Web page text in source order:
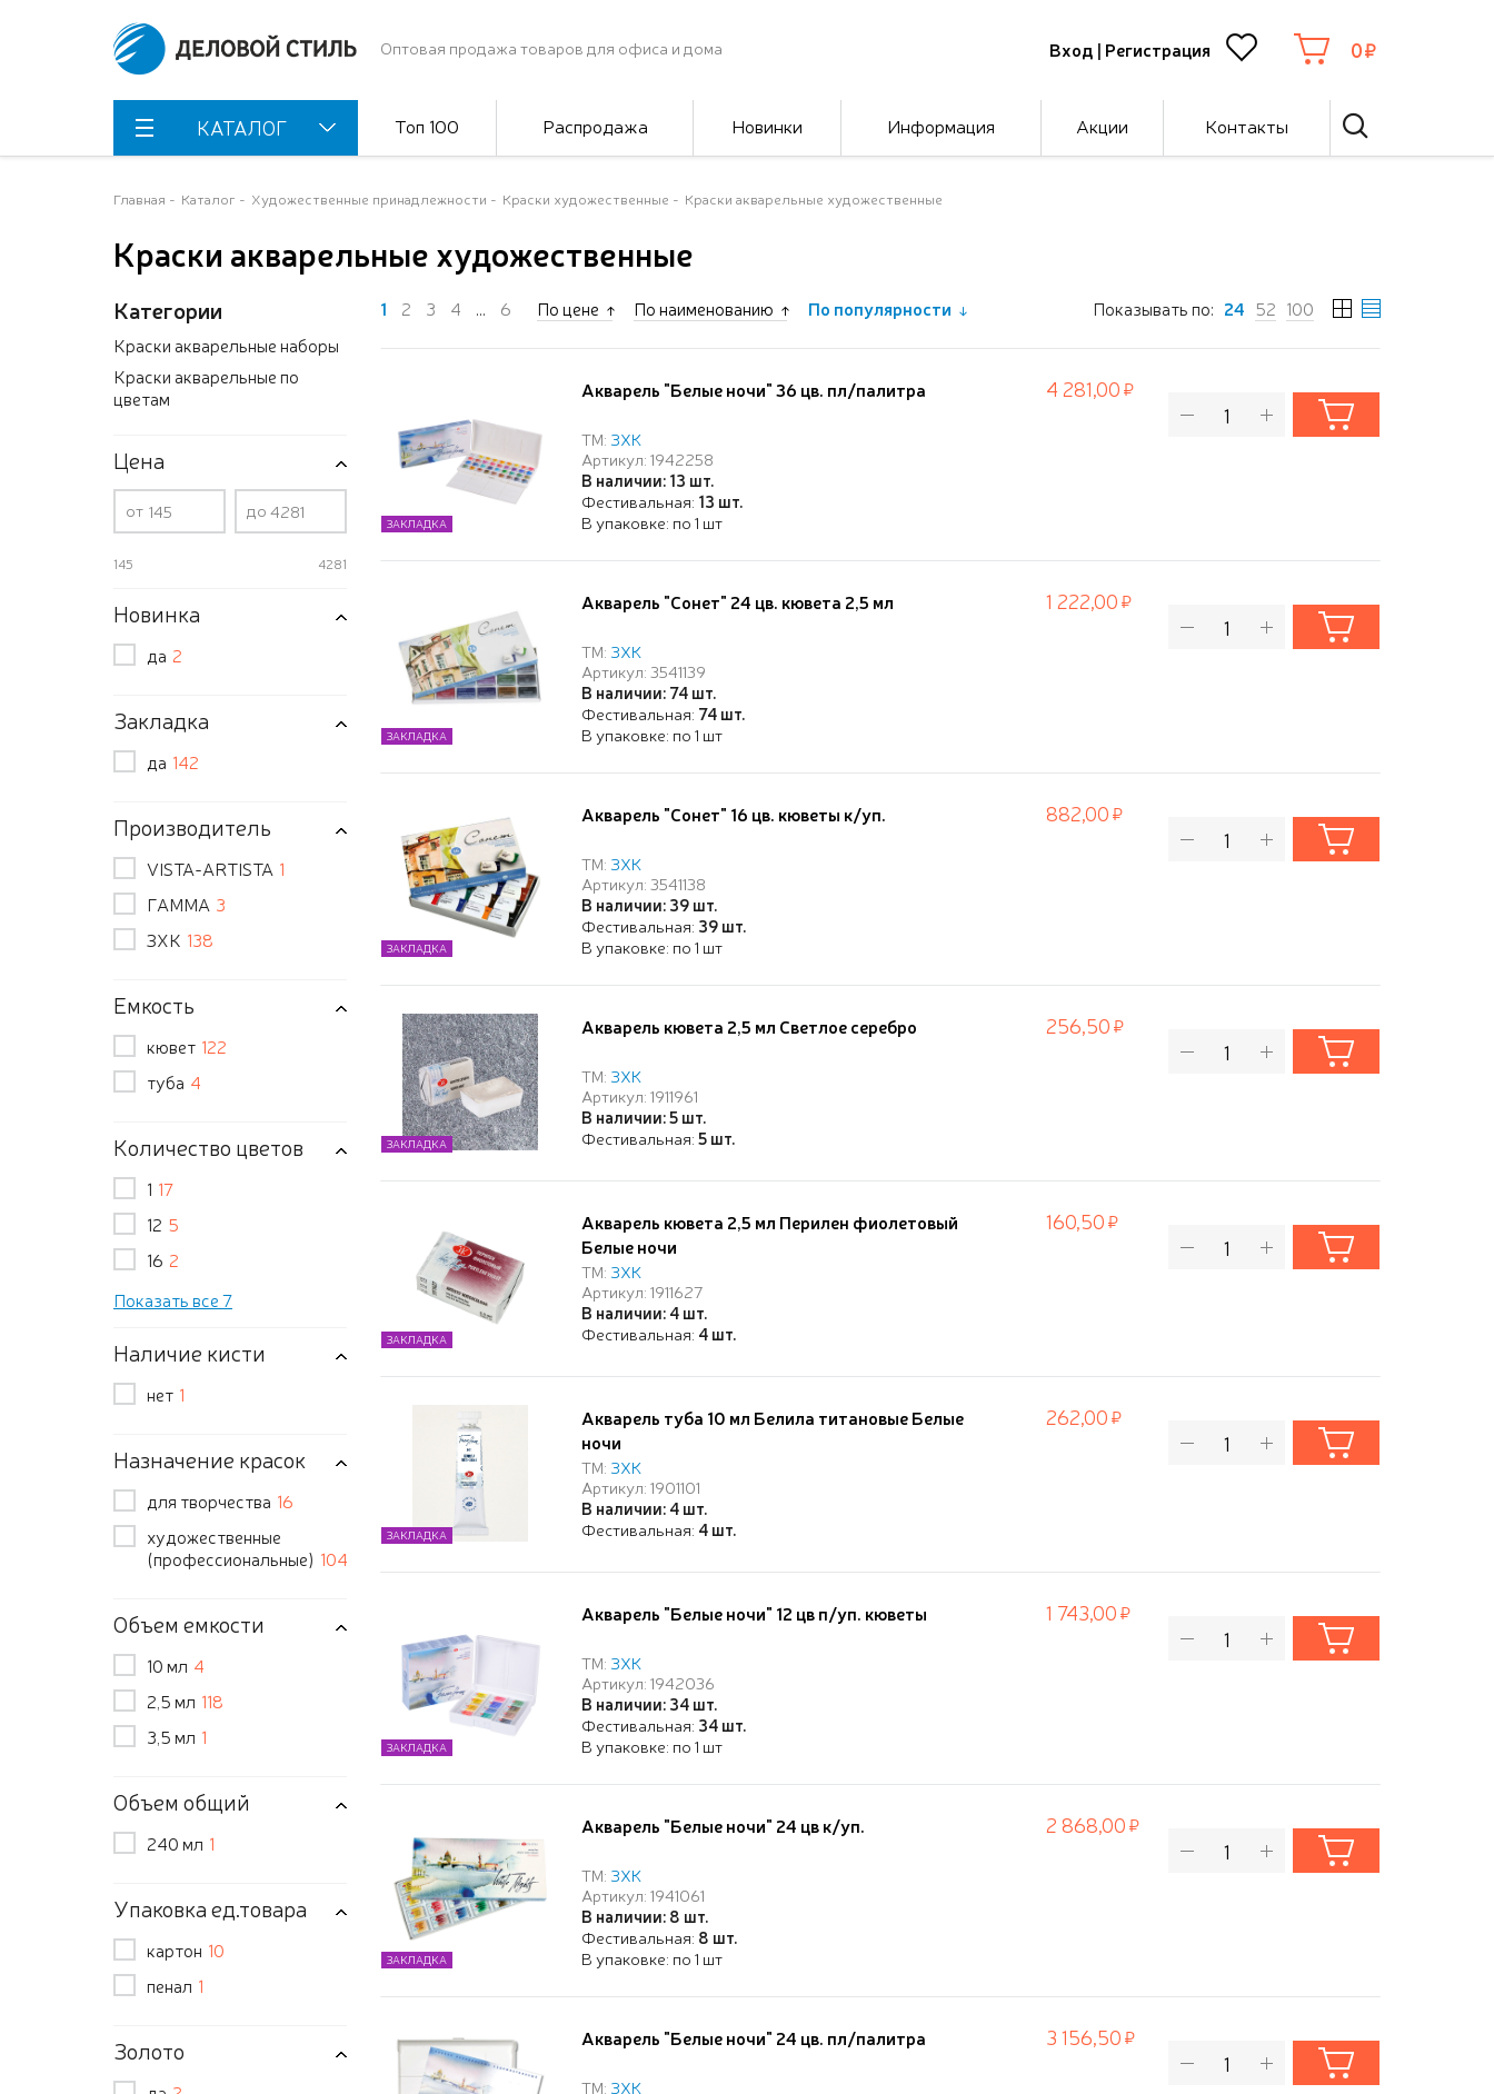
Оптовая продажа товаров для офиса и дома Вход | Регистрация 0
КАТАЛОГ Топ 100 Распродажа Новинки Информация Акции Контакты
Главная Каталог Художественные принадлежности Краски художественные Краски акварельные художественные
Краски акварельные художественные
Категории
Краски акварельные наборы
Краски акварельные по
цветам
Цена
от до
145 4281
Новинка
да 2
Закладка
да 142
Производитель
VISTA-ARTISTA 1
ГАММА 3
ЗХК 138
Емкость
кювет 122
туба 4
Количество цветов
1 17
12 5
16 2
Показать все 7
Наличие кисти
нет 1
Назначение красок
для творчества 16
художественные
(профессиональные) 104
Объем емкости
10 мл 4
2,5 мл 118
3,5 мл 1
Объем общий
240 мл 1
Упаковка ед.товара
картон 10
пенал 1
Золото
1 2 3 4 ... 6 По цене По наименованию По популярности Показывать по: 24 52 100
Акварель "Белые ночи" 36 цв. пл/палитра
ТМ: ЗХК
Артикул: 1942258
В наличии: 13 шт.
Фестивальная: 13 шт.
В упаковке: по 1 шт
ЗАКЛАДКА
4 281,00
Акварель "Сонет" 24 цв. кювета 2,5 мл
ТМ: ЗХК
Артикул: 3541139
В наличии: 74 шт.
Фестивальная: 74 шт.
В упаковке: по 1 шт
ЗАКЛАДКА
1 222,00
Акварель "Сонет" 16 цв. кюветы к/уп.
ТМ: ЗХК
Артикул: 3541138
В наличии: 39 шт.
Фестивальная: 39 шт.
В упаковке: по 1 шт
ЗАКЛАДКА
882,00
Акварель кювета 2,5 мл Светлое серебро
ТМ: ЗХК
Артикул: 1911961
В наличии: 5 шт.
Фестивальная:5 шт.
ЗАКЛАДКА
256,50
Акварель кювета 2,5 мл Перилен фиолетовый
Белые ночи
ТМ: ЗХК
Артикул: 1911627
В наличии: 4 шт.
Фестивальная: 4 шт.
ЗАКЛАДКА
160,50
Акварель туба 10 мл Белила титановые Белые
ночи
ТМ: ЗХК
Артикул: 1901101
В наличии: 4 шт.
Фестивальная: 4 шт.
ЗАКЛАДКА
262,00
Акварель "Белые ночи" 12 цв п/уп. кюветы
ТМ: ЗХК
Артикул: 1942036
В наличии: 34 шт.
Фестивальная: 34 шт.
В упаковке: по 1 шт
ЗАКЛАДКА
1 743,00
Акварель "Белые ночи" 24 цв к/уп.
ТМ: ЗХК
Артикул: 1941061
В наличии: 8 шт.
Фестивальная: 8 шт.
В упаковке: по 1 шт
ЗАКЛАДКА
2 868,00
Акварель "Белые ночи" 24 цв. пл/палитра
ТМ: ЗХК
3 156,50